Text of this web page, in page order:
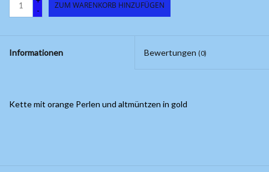
-
ZUM WARENKORB HINZUFÜGEN
Informationen Bewertungen (0)
Kette mit orange Perlen und altmüntzen in gold